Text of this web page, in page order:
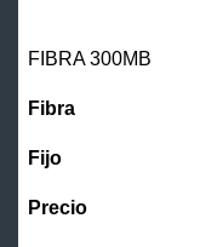
FIBRA 300MB